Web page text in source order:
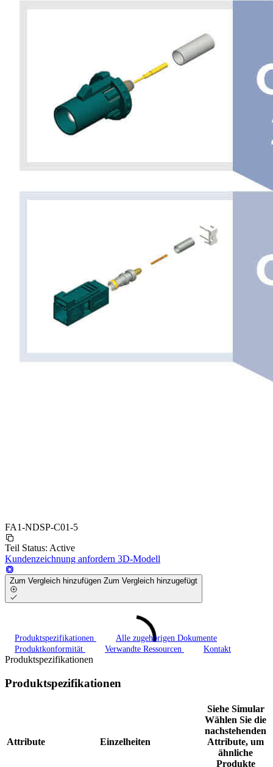
FA1-NDSP-C01-5
Teil Status: Active
Kundenzeichnung anfordern 3D-Modell
Zum Vergleich hinzufügen Zum Vergleich hinzugefügt
Produktspezifikationen
Alle zugehörigen Dokumente
Produktkonformität
Verwandte Ressourcen Kontakt
Produktspezifikationen
Produktspezifikationen
Attribute Einzelheiten
Siehe Simular
Wählen Sie die
nachstehenden
Attribute, um
ähnliche
Produkte